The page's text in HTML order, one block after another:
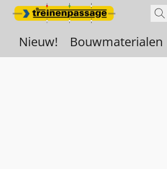
Nieuw! Bouwmaterialen